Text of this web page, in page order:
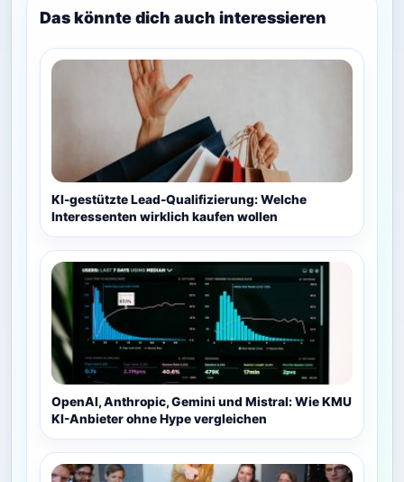
Das könnte dich auch interessieren
KI-gestützte Lead-Qualifizierung: Welche
Interessenten wirklich kaufen wollen
OpenAI, Anthropic, Gemini und Mistral: Wie KMU
KI-Anbieter ohne Hype vergleichen